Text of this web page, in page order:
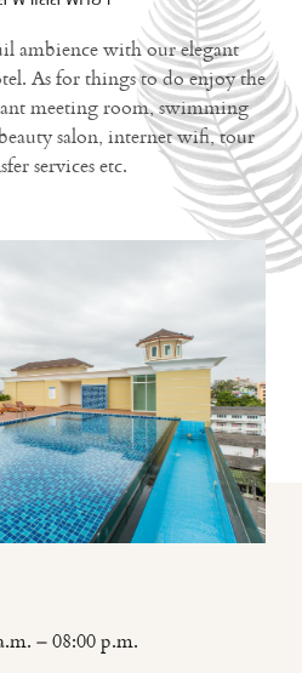
ambience with our elegant
As for things to do enjoy the
meeting room, swimming
salon, internet wifi, tour
services etc.
– 08:00 p.m.